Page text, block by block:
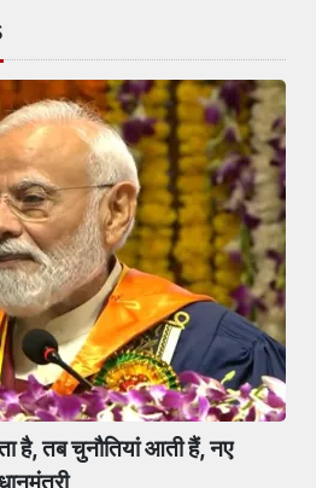
है, तब चुनौतियां आती हैं, नए